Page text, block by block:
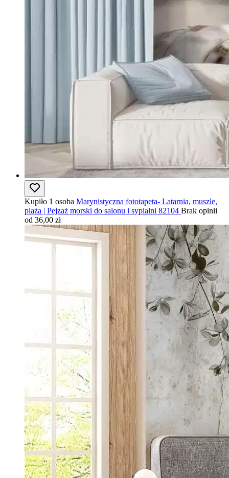
Kupiło 1 osoba Marynistyczna fototapeta- Latarnia, muszle,
plaża | Pejzaż morski do salonu i sypialni 82104 Brak opinii
od 36,00 zł